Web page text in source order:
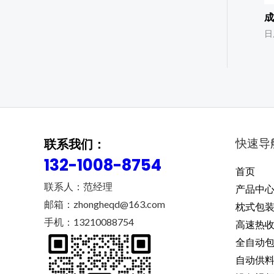
联系我们：
132-1008-8754
联系人：范经理
邮箱：zhongheqd@163.com
手机：13210088754
快速导
首页
产品中心
枕式包
高速热
全自动
自动供